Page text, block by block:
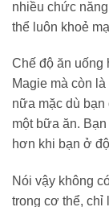
nhiều chức
thể luôn khoẻ
Chế độ ăn uống
Magie mà còn
nữa mặc dù bạn
một bữa ăn.
hơn khi bạn ở
Nói vậy không
trong cơ thể, chỉ